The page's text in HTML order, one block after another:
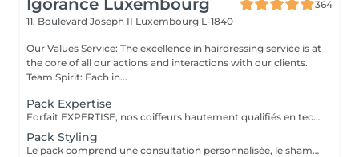
Igorance Luxembourg
364
11, Boulevard Joseph II Luxembourg L-1840
Our Values Service: The excellence in hairdressing service is at
the core of all our actions and interactions with our clients.
Team Spirit: Each in...
Pack Expertise
Forfait EXPERTISE, nos coiffeurs hautement qualifiés en technique anglo-saxonne, en formation continu et diplômés d’une académie anglaise à Paris. Vous offre une séance d’une heure avec votre coach en suivi beauté. Ce pack inclus : 1 h de prestation Un diagnostique personnalisé Shampoing spécifique Haircare Conditioner spécifique Produit de coiffage Coupe Styling Produit de finition
Pack Styling
Le pack comprend une consultation personnalisée, le shampooing et le conditionneur spécifiques REDKEN , le séchage et les produits de styling REDKEN * Tarifs à titre indicatifs à confirmer après la consultation personnalisée établit auprès de votre coiffeur/stylist/spécialiste * La direction se réserve le droit d’apporter des modifications pour le bon fonctionnement du salon